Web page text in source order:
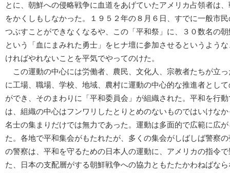
とに、朝鮮への侵略戦争に血道をあげていたアメリカ占領者は
をかくしもしなかった。１９５２年の８月６日、すでに一般市
つぶすことができなくなるや、この「平和祭」に、３０数名の
という「血にまみれた勇士」をヒナ壇に参加させるというよう
ければやれないことを平気でやってのけた。
この運動の中心には労働者、農民、文化人、宗教者たちが立
に工場、職場、学校、地域、農村に運動の中心的な推進者とし
ができ、そのまわりに「平和委員会」が組織された。平和を行
は、組織の中心はフンワリしたとりとめのないものではいけな
名士の集まりだけでは無力であった。運動は多面的で広範に広
た。各地で平和集会がもたれたが、多くの集会がしばしば警察
の警察は、平和を守るための日本人の運動に、アメリカの指令
た、日本の支配層がする朝鮮戦争への協力ともたたかわねばな